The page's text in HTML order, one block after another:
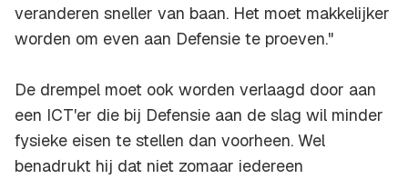
veranderen sneller van baan. Het moet makkelijker
worden om even aan Defensie te proeven."
De drempel moet ook worden verlaagd door aan
een ICT'er die bij Defensie aan de slag wil minder
fysieke eisen te stellen dan voorheen. Wel
benadrukt hij dat niet zomaar iedereen